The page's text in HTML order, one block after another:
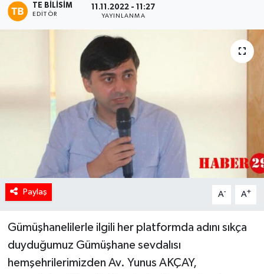
TE BILISIM
EDITÖR
11.11.2022 - 11:27
YAYINLANMA
Paylaş A- A+
Gümüşhanelilerle ilgili her platformda adını sıkça
duyduğumuz Gümüşhane sevdalısı
hemşehrilerimizden Av. Yunus AKÇAY,